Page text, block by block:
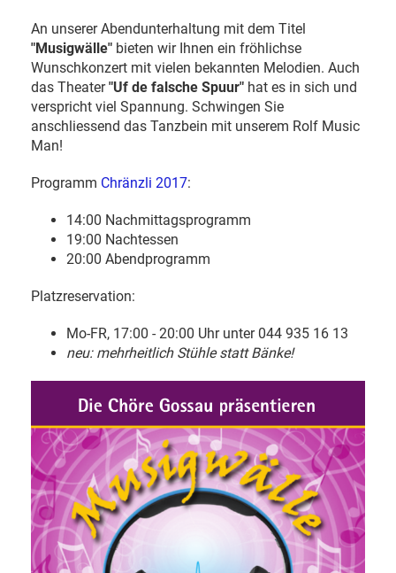
An unserer Abendunterhaltung mit dem Titel
"Musigwälle" bieten wir Ihnen ein fröhlichse
Wunschkonzert mit vielen bekannten Melodien. Auch
das Theater"Uf de falsche Spuur" hat es in sich und
verspricht viel Spannung. Schwingen Sie
anschliessend das Tanzbein mit unserem Rolf Music
Man!
Programm Chränzli 2017:
14:00 Nachmittagsprogramm
19:00 Nachtessen
20:00 Abendprogramm
Platzreservation:
Mo-FR, 17:00 - 20:00 Uhr unter 044 935 16 13
neu: mehrheitlich Stühle statt Bänke!